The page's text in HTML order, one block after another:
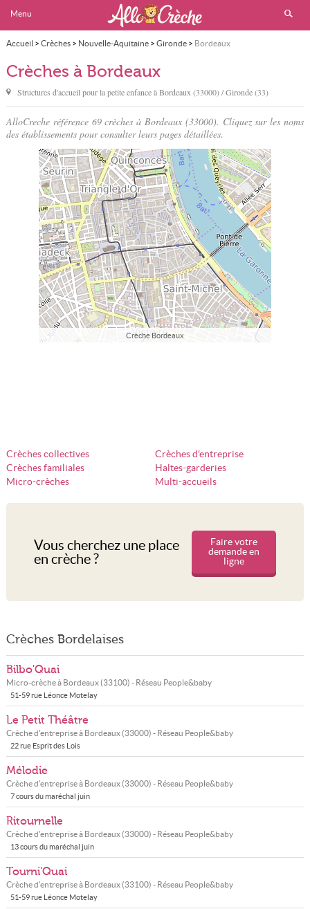
Menu
Accueil > Crèches> Nouvelle-Aquitaine> Gironde> Bordeaux
Crèches à Bordeaux
Structures d'accueil pour la petite enfance àBordeaux (33000) / Gironde (33)
AlloCreche référence 69 crèches à Bordeaux (33000). Cliquez sur les noms
des établissements pour consulter leurs pages détaillées.
Crèche Bordeaux
Crèches collectives
Crèches d'entreprise
Crèches familiales
Haltes-garderies
Micro-crèches
Multi-accueils
Vous cherchez une place
en crèche ?
Faire votre
demande en
ligne
Crèches Bordelaises
Bilbo'Quai
Micro-crèche à Bordeaux(33100) - Réseau People&baby
51-59 rue Léonce Motelay
Le Petit Théâtre
Crèche d'entreprise à Bordeaux(33000) - Réseau People&baby
22 rue Esprit des Lois
Mélodie
Crèche d'entreprise à Bordeaux(33000) - Réseau People&baby
7 cours du maréchal juin
Ritournelle
Crèche d'entreprise à Bordeaux(33000) - Réseau People&baby
13 cours du maréchal juin
Tourni'Quai
Crèche d'entreprise à Bordeaux(33100) - Réseau People&baby
51-59 rue Léonce Motelay